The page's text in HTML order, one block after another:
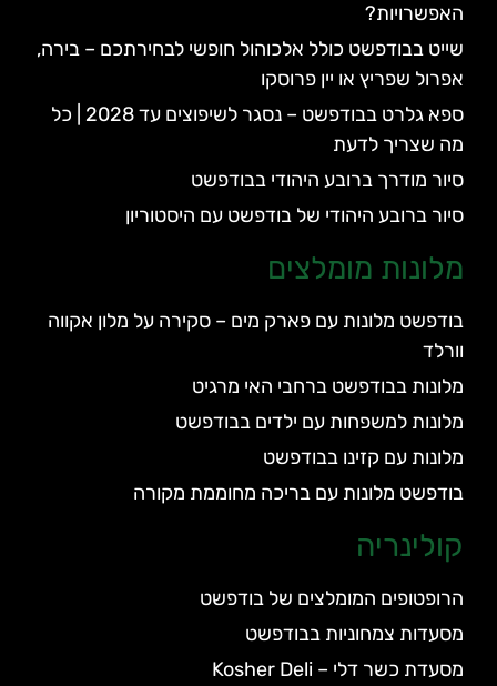
האפשרויות?
שייט בבודפשט כולל אלכוהול חופשי לבחירתכם – בירה,
אפרול שפריץ או יין פרוסקו
ספא גלרט בבודפשט – נסגר לשיפוצים עד 2028 | כל
מה שצריך לדעת
סיור מודרך ברובע היהודי בבודפשט
סיור ברובע היהודי של בודפשט עם היסטוריון
מלונות מומלצים
בודפשט מלונות עם פארק מים – סקירה על מלון אקווה
וורלד
מלונות בבודפשט ברחבי האי מרגיט
מלונות למשפחות עם ילדים בבודפשט
מלונות עם קזינו בבודפשט
בודפשט מלונות עם בריכה מחוממת מקורה
קולינריה
הרופטופים המומלצים של בודפשט
מסעדות צמחוניות בבודפשט
מסעדת כשר דלי – Kosher Deli